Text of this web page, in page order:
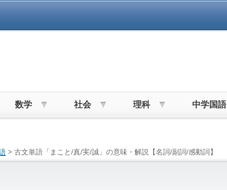
数学 社会 理科 中学国語
> 古文単語「まこと/真/実/誠」の意味・解説【名詞/副詞/感動詞】